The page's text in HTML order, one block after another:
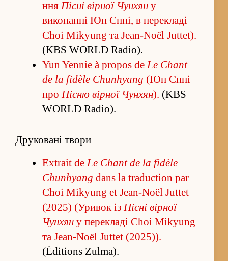
ння Пісні вірної Чунхяну
виконанні Юн Єн­ні, в пере­кладі
Choi Mikyung та Jean-Noël Juttet).
(KBS WORLD Radio).
Yun Yennie à propos deLe Chant
de la fidèle Chunhyang (Юн Єнні
про Пісню вірної Чунхян). (KBS
WORLD Radio).
Друковані твори
Extrait deLe Chant de la fidèle
Chunhyang dans la traduction par
Choi Mikyung et Jean-Noël Juttet
(2025) (Уривок із Пісні вірної
Чунхяну пере­кладі Choi Mikyung
та Jean-Noël Juttet (2025)).
(Éditions Zulma).